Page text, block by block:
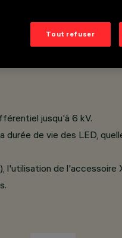
trempé transparent
jusqu'à 6 kV.
de vie des LED,
l'utilisation de
Tout refuser